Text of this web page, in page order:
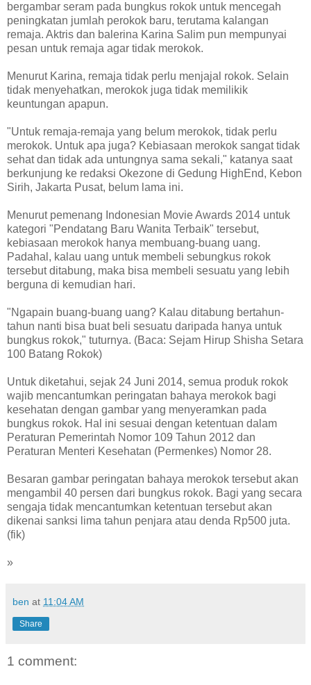
bergambar seram pada bungkus rokok untuk mencegah
peningkatan jumlah perokok baru, terutama kalangan
remaja. Aktris dan balerina Karina Salim pun mempunyai
pesan untuk remaja agar tidak merokok.
Menurut Karina, remaja tidak perlu menjajal rokok. Selain
tidak menyehatkan, merokok juga tidak memilikik
keuntungan apapun.
"Untuk remaja-remaja yang belum merokok, tidak perlu
merokok. Untuk apa juga? Kebiasaan merokok sangat tidak
sehat dan tidak ada untungnya sama sekali," katanya saat
berkunjung ke redaksi Okezone di Gedung HighEnd, Kebon
Sirih, Jakarta Pusat, belum lama ini.
Menurut pemenang Indonesian Movie Awards 2014 untuk
kategori "Pendatang Baru Wanita Terbaik" tersebut,
kebiasaan merokok hanya membuang-buang uang.
Padahal, kalau uang untuk membeli sebungkus rokok
tersebut ditabung, maka bisa membeli sesuatu yang lebih
berguna di kemudian hari.
"Ngapain buang-buang uang? Kalau ditabung bertahun-
tahun nanti bisa buat beli sesuatu daripada hanya untuk
bungkus rokok," tuturnya. (Baca: Sejam Hirup Shisha Setara
100 Batang Rokok)
Untuk diketahui, sejak 24 Juni 2014, semua produk rokok
wajib mencantumkan peringatan bahaya merokok bagi
kesehatan dengan gambar yang menyeramkan pada
bungkus rokok. Hal ini sesuai dengan ketentuan dalam
Peraturan Pemerintah Nomor 109 Tahun 2012 dan
Peraturan Menteri Kesehatan (Permenkes) Nomor 28.
Besaran gambar peringatan bahaya merokok tersebut akan
mengambil 40 persen dari bungkus rokok. Bagi yang secara
sengaja tidak mencantumkan ketentuan tersebut akan
dikenai sanksi lima tahun penjara atau denda Rp500 juta.
(fik)
»
ben at 11:04 AM
Share
1 comment: